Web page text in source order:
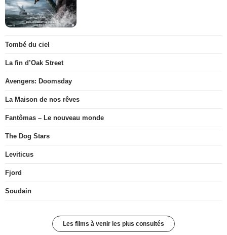
Tombé du ciel
La fin d’Oak Street
Avengers: Doomsday
La Maison de nos rêves
Fantômas – Le nouveau monde
The Dog Stars
Leviticus
Fjord
Soudain
Les films à venir les plus consultés